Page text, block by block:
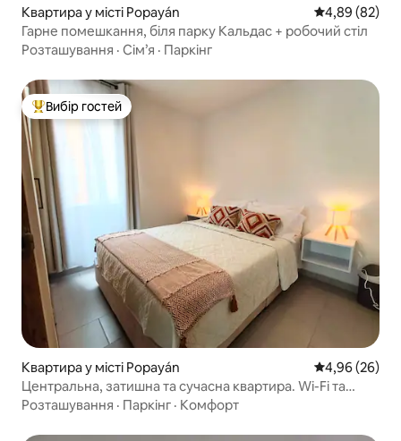
Квартира у місті Popayán Середня
4,89 (82)
Гарне помешкання, біля парку Кальдас + робочий стіл
Розташування · Сім’я · Паркінг
Топ вибір гостей
Вибір гостей
Квартира у місті Popayán Середня
4,96 (26)
Центральна, затишна та сучасна квартира. Wi-Fi та
паркінг
Розташування · Паркінг · Комфорт